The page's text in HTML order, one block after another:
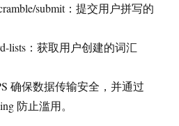
submit：提交用户拼写的
lists：获取用户创建的词汇
确保数据传输安全，并通过
防止滥用。